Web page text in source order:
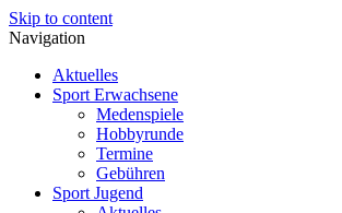
Skip to content
Navigation
Aktuelles
Sport Erwachsene
Medenspiele
Hobbyrunde
Termine
Gebühren
Sport Jugend